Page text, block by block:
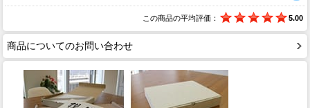
この商品の平均評価： 5.00
商品についてのお問い合わせ